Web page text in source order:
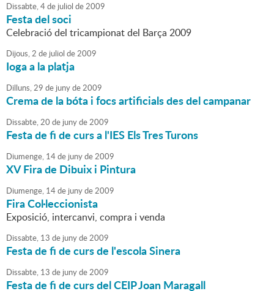
Dissabte,4de juliol de2009
Festa del soci
Celebració del tricampionat del Barça 2009
Dijous,2 de juliol de2009
Ioga a la platja
Dilluns,29 de junyde2009
Crema de la bóta i focs artificials des del campanar
Dissabte,20 de junyde2009
Festa de fi de curs a l'IES Els Tres Turons
Diumenge, 14de junyde2009
XV Fira de Dibuix i Pintura
Diumenge, 14de junyde2009
Fira Col·leccionista
Exposició, intercanvi, compra i venda
Dissabte, 13 de junyde2009
Festa de fi de curs de l'escola Sinera
Dissabte, 13 de junyde2009
Festa de fi de curs del CEIP Joan Maragall